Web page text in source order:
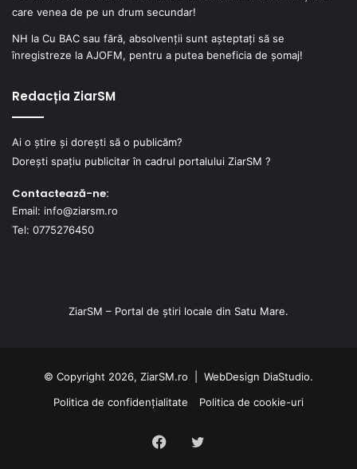
care venea de pe un drum secundar!
NH la Cu BAC sau fără, absolvenții sunt așteptați să se
înregistreze la AJOFM, pentru a putea beneficia de șomaj!
Redacția ZiarSM
Ai o știre și dorești să o publicăm?
Dorești spațiu publicitar în cadrul portalului ZiarSM ?
Contactează-ne:
Email: info@ziarsm.ro
Tel: 0775276450
ZiarSM – Portal de știri locale din Satu Mare.
© Copyright 2026, ZiarSM.ro | WebDesign DiaStudio.
Politica de confidențialitate
Politica de cookie-uri
FacebookTwitter